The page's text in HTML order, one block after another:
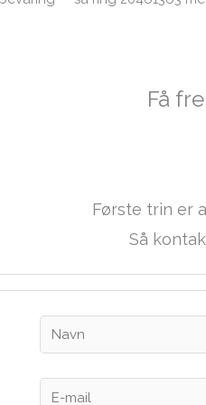
Få
Første trin er
Så